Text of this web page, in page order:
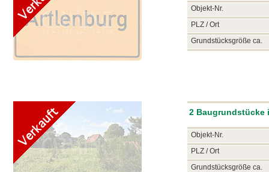
Objekt-Nr.
PLZ / Ort
Grundstücksgröße ca.
2 Baugrundstücke
Objekt-Nr.
PLZ / Ort
Grundstücksgröße ca.